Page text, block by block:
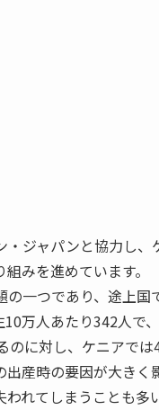
ジャパンと協力し、
みを進めています。
一つであり、途上
万人あたり342人で
に対し、ケニアで
産時の要因が大きく
れてしまうことも多